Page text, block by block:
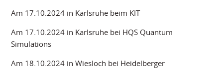
Am 17.10.2024 in Karlsruhe beim KIT
Am 17.10.2024 in Karlsruhe bei HQS Quantum
Simulations
Am 18.10.2024 in Wiesloch bei Heidelberger